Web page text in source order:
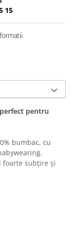
15
pentru
bumbac, cu
foarte subțire și